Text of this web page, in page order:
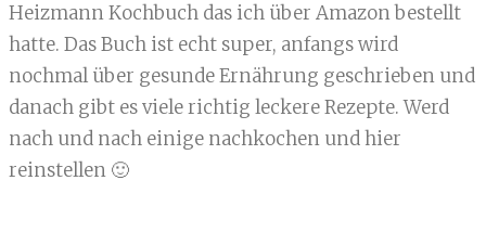
Heizmann Kochbuch das ich über Amazon bestellt
hatte. Das Buch ist echt super, anfangs wird
nochmal über gesunde Ernährung geschrieben und
danach gibt es viele richtig leckere Rezepte. Werd
nach und nach einige nachkochen und hier
reinstellen 🙂